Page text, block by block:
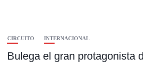
CIRCUITO INTERNACIONAL
Bulega el gran protagonista